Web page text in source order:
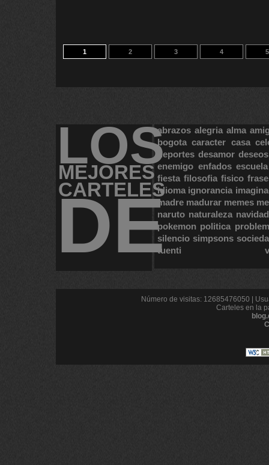
1 2 3 4 5
LOS
MEJORES
CARTELES
DE
abrazos alegria alma
bogota caracter casa
deportes desamor deseos
enemigo enfados escuela
fiesta filosofia fisico
idioma ignorancia
madre madurar memes
naruto naturaleza navidad
pokemon politica
silencio simpsons
tuenti
Número de visitas: 12685476050 |
Carteles en la